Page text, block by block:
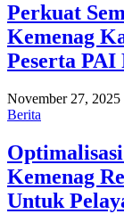
Perkuat
Kemenag
Peserta
November 27, 2025
Berita
Kemenag
Untuk